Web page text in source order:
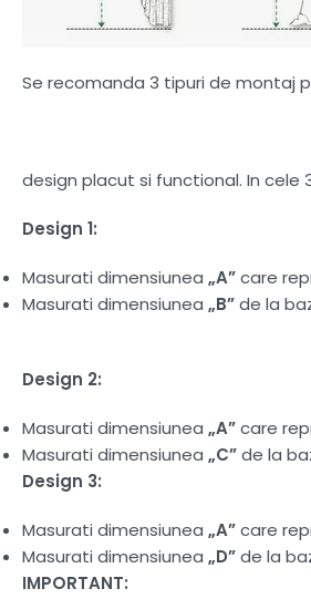
Se recomanda 3 tipuri de montaj
design placut si functional. In
Design 1:
Masurati dimensiunea „A”care
Masurati dimensiunea „B”de la
Design 2:
Masurati dimensiunea „A”care
Masurati dimensiunea „C”de la
Design 3:
Masurati dimensiunea „A”care
Masurati dimensiunea „D”de la
IMPORTANT: